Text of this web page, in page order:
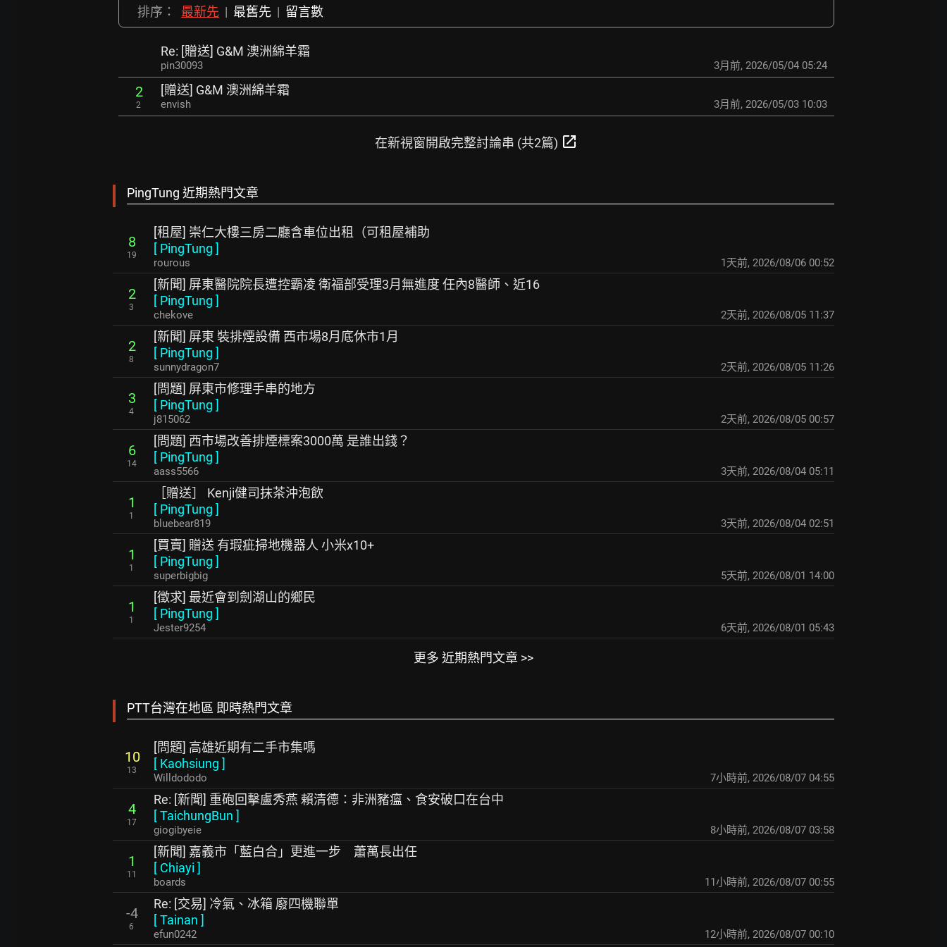
排序： 最新先 | 最舊先 | 留言數
Re: [贈送] G&M 澳洲綿羊霜
pin30093 3月前, 2026/05/04 05:24
2
2
[贈送] G&M 澳洲綿羊霜
envish 3月前, 2026/05/03 10:03
在新視窗開啟完整討論串 (共2篇) open_in_new
PingTung 近期熱門文章
8
19
[租屋] 崇仁大樓三房二廳含車位出租（可租屋補助
[ PingTung ]
rourous 1天前, 2026/08/06 00:52
2
3
[新聞] 屏東醫院院長遭控霸凌 衛福部受理3月無進度 任內8醫師、近16
[ PingTung ]
chekove 2天前, 2026/08/05 11:37
2
8
[新聞] 屏東 裝排煙設備 西市場8月底休市1月
[ PingTung ]
sunnydragon7 2天前, 2026/08/05 11:26
3
4
[問題] 屏東市修理手串的地方
[ PingTung ]
j815062 2天前, 2026/08/05 00:57
6
14
[問題] 西市場改善排煙標案3000萬 是誰出錢？
[ PingTung ]
aass5566 3天前, 2026/08/04 05:11
1
1
［贈送］ Kenji健司抹茶沖泡飲
[ PingTung ]
bluebear819 3天前, 2026/08/04 02:51
1
1
[買賣] 贈送 有瑕疵掃地機器人 小米x10+
[ PingTung ]
superbigbig 5天前, 2026/08/01 14:00
1
1
[徵求] 最近會到劍湖山的鄉民
[ PingTung ]
Jester9254 6天前, 2026/08/01 05:43
更多 近期熱門文章 >>
PTT台灣在地區 即時熱門文章
10
13
[問題] 高雄近期有二手市集嗎
[ Kaohsiung ]
Willdododo 7小時前, 2026/08/07 04:55
4
17
Re: [新聞] 重砲回擊盧秀燕 賴清德：非洲豬瘟、食安破口在台中
[TaichungBun ]
giogibyeie 8小時前, 2026/08/07 03:58
1
11
[新聞] 嘉義市「藍白合」更進一步 蕭萬長出任
[ Chiayi ]
boards 11小時前, 2026/08/07 00:55
-4
6
Re: [交易] 冷氣、冰箱 廢四機聯單
[Tainan ]
efun0242 12小時前, 2026/08/07 00:10